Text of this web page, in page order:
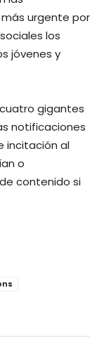
urgente por
los
jóvenes y
gigantes
notificaciones
incitación al
o
contenido si